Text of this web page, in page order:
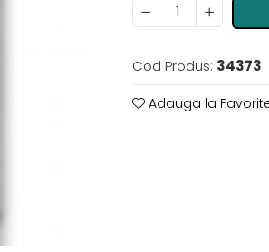
Cod Produs: 34373
Adauga la